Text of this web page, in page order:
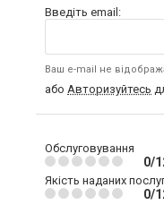
Введіть email:
Ваш e-mail не
або Авторизуйтесь
Обслуговування
0/
Якість наданих
0/